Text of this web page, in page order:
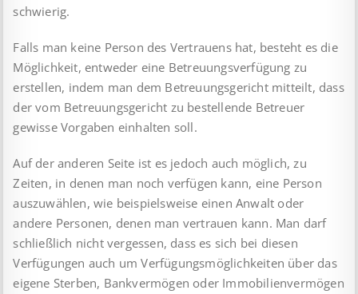
schwierig.
Falls man keine Person des Vertrauens hat, besteht es die
Möglichkeit, entweder eine Betreuungsverfügung zu
erstellen, indem man dem Betreuungsgericht mitteilt, dass
der vom Betreuungsgericht zu bestellende Betreuer
gewisse Vorgaben einhalten soll.
Auf der anderen Seite ist es jedoch auch möglich, zu
Zeiten, in denen man noch verfügen kann, eine Person
auszuwählen, wie beispielsweise einen Anwalt oder
andere Personen, denen man vertrauen kann. Man darf
schließlich nicht vergessen, dass es sich bei diesen
Verfügungen auch um Verfügungsmöglichkeiten über das
eigene Sterben, Bankvermögen oder Immobilienvermögen